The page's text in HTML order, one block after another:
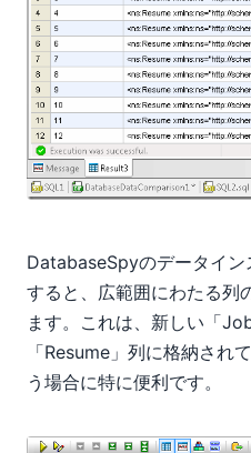
DatabaseSpyのデータイ
すると、広範囲にわたる列
ます。これは、新しい「
「Resume」列に格納され
う場合に特に便利です。